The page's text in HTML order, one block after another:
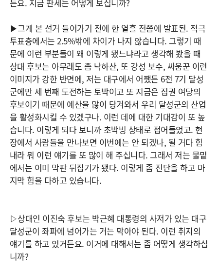
든요. 지금 판세는 어떻게 보십니까?
▶그게 본 선거 들어가기 전에 한 열흘 전쯤에 발표된. 적극
투표층에서는 2.5%밖에 차이가 나지 않습니다. 그렇기 때
문에 이런 부분들이 왜 이렇게 됐느냐라고 생각해 봤을 때
상대 후보는 아무래도 좀 낙하산, 또 강성 보수, 싸움꾼 이런
이미지가 강한 반면에, 저는 대구에서 어쨌든 6전 7기 달성
군에만 세 번째 도전하는 토박이고 또 지금은 집권 여당의
후보이기 때문에 예산을 많이 당겨와서 우리 달성군의 산업
을 활성화시킬 수 있겠구나. 이런 데에 대한 기대감이 또 높
습니다. 이렇게 되다 보니까 초박빙 상태로 접어들었고. 현
장에서 사람들을 만나보면 이번에는 안 되겠나, 될 거다 힘
내라 뭐 이런 얘기를 또 많이 해 주십니다. 그래서 저는 물밑
에서는 이미 막판 뒤집기가 됐다. 이렇게 좀 진단을 하고 마
지막 힘을 다하고 있습니다.
▷상대인 이진숙 후보는 박근혜 대통령의 사저가 있는 대구
달성군이 좌파에 넘어가는 거는 막아야 된다. 이런 취지의
얘기를 하고 있거든요. 이거에 대해서는 좀 어떻게 생각하십
니까?